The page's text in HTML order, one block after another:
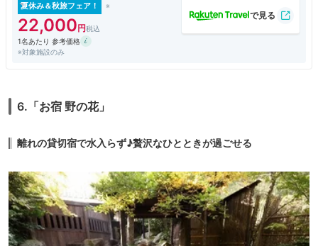
夏休み＆秋旅フェア！
22,000
1名あたり 参考価格
※対象施設のみ
6.「お宿 野の花」
離れの貸切宿で水入らず♪贅沢なひとときが過ごせる